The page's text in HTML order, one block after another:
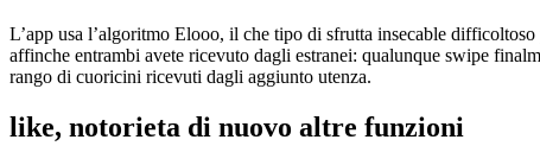
L’app usa l’algoritmo Elooo, il che tipo di sfrutta insecable
affinche entrambi avete ricevuto dagli estranei: qualunque swipe
rango di cuoricini ricevuti dagli aggiunto utenza.
like, notorieta di nuovo altre funzioni